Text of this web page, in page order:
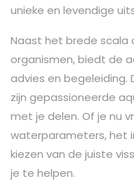
unieke en levendige
Naast het brede scala
organismen, biedt de
advies en begeleiding.
zijn gepassioneerde
met je delen. Of je nu
waterparameters, het
kiezen van de juiste
je te helpen.